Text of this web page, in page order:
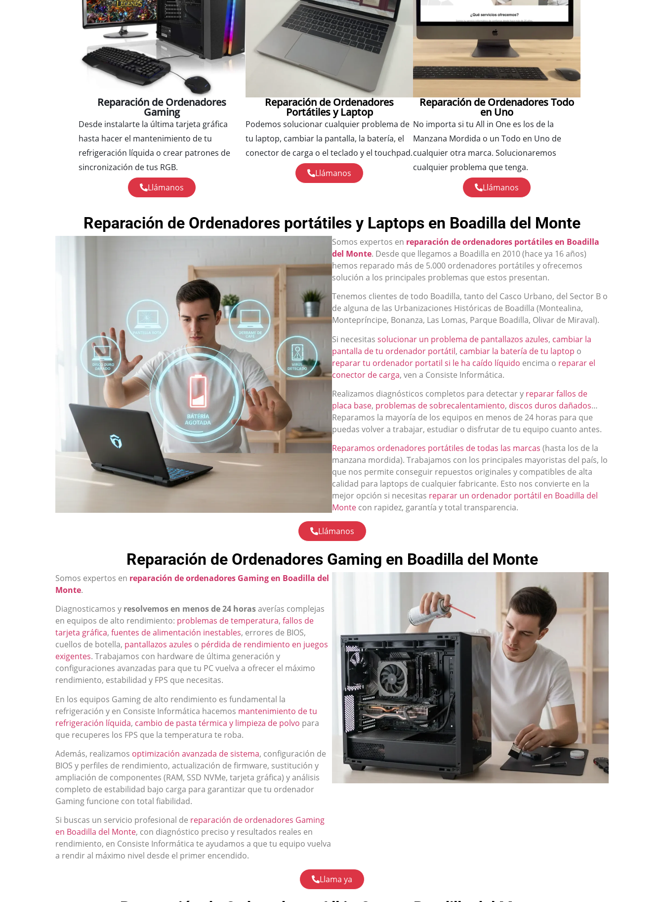
Reparación de Ordenadores
Gaming
Desde instalarte la última tarjeta gráfica
hasta hacer el mantenimiento de tu
refrigeración líquida o crear patrones de
sincronización de tus RGB.
Llámanos
Reparación de Ordenadores
Portátiles y Laptop
Podemos solucionar cualquier problema de
tu laptop, cambiar la pantalla, la batería, el
conector de carga o el teclado y el touchpad.
Llámanos
Reparación de Ordenadores Todo
en Uno
No importa si tu All in One es los de la
Manzana Mordida o un Todo en Uno de
cualquier otra marca. Solucionaremos
cualquier problema que tenga.
Llámanos
Reparación de Ordenadores portátiles y Laptops en Boadilla del Monte
Somos expertos en reparación de ordenadores portátiles en Boadilla
del Monte. Desde que llegamos a Boadilla en 2010 (hace ya 16 años)
hemos reparado más de 5.000 ordenadores portátiles y ofrecemos
solución a los principales problemas que estos presentan.
Tenemos clientes de todo Boadilla, tanto del Casco Urbano, del Sector B o
de alguna de las Urbanizaciones Históricas de Boadilla (Montealina,
Montepríncipe, Bonanza, Las Lomas, Parque Boadilla, Olivar de Miraval).
Si necesitas solucionar un problema de pantallazos azules, cambiar la
pantalla de tu ordenador portátil, cambiar la batería de tu laptop o
reparar tu ordenador portatil si le ha caído líquido encima o reparar el
conector de carga, ven a Consiste Informática.
Realizamos diagnósticos completos para detectar y reparar fallos de
placa base, problemas de sobrecalentamiento, discos duros dañados…
Reparamos la mayoría de los equipos en menos de 24 horas para que
puedas volver a trabajar, estudiar o disfrutar de tu equipo cuanto antes.
Reparamos ordenadores portátiles de todas las marcas (hasta los de la
manzana mordida). Trabajamos con los principales mayoristas del país, lo
que nos permite conseguir repuestos originales y compatibles de alta
calidad para laptops de cualquier fabricante. Esto nos convierte en la
mejor opción si necesitas reparar un ordenador portátil en Boadilla del
Monte con rapidez, garantía y total transparencia.
Llámanos
Reparación de Ordenadores Gaming en Boadilla del Monte
Somos expertos en reparación de ordenadores Gaming en Boadilla del
Monte.
Diagnosticamos y resolvemos en menos de 24 horasaverías complejas
en equipos de alto rendimiento: problemas de temperatura, fallos de
tarjeta gráfica, fuentes de alimentación inestables, errores de BIOS,
cuellos de botella, pantallazos azules o pérdida de rendimiento en juegos
exigentes. Trabajamos con hardware de última generación y
configuraciones avanzadas para que tu PC vuelva a ofrecer el máximo
rendimiento, estabilidad y FPS que necesitas.
En los equipos Gaming de alto rendimiento es fundamental la
refrigeración y en Consiste Informática hacemos mantenimiento de tu
refrigeración líquida, cambio de pasta térmica y limpieza de polvo para
que recuperes los FPS que la temperatura te roba.
Además, realizamos optimización avanzada de sistema, configuración de
BIOS y perfiles de rendimiento, actualización de firmware, sustitución y
ampliación de componentes (RAM, SSD NVMe, tarjeta gráfica) y análisis
completo de estabilidad bajo carga para garantizar que tu ordenador
Gaming funcione con total fiabilidad.
Si buscas un servicio profesional de reparación de ordenadores Gaming
en Boadilla del Monte, con diagnóstico preciso y resultados reales en
rendimiento, en Consiste Informática te ayudamos a que tu equipo vuelva
a rendir al máximo nivel desde el primer encendido.
Llama ya